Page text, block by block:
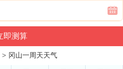
> 冈山一周天天气